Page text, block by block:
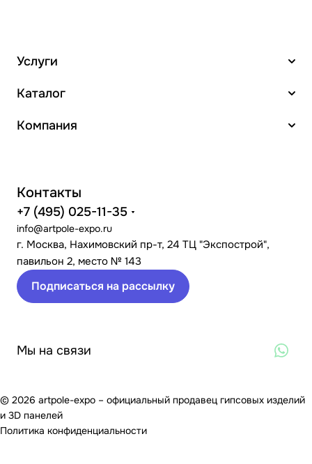
Услуги
Каталог
Компания
Контакты
+7 (495) 025-11-35
info@artpole-expo.ru
г. Москва, Нахимовский пр-т, 24 ТЦ "Экспострой",
павильон 2, место № 143
Подписаться на рассылку
Мы на связи
© 2026 artpole-expo – официальный продавец гипсовых изделий
и 3D панелей
Политика конфиденциальности